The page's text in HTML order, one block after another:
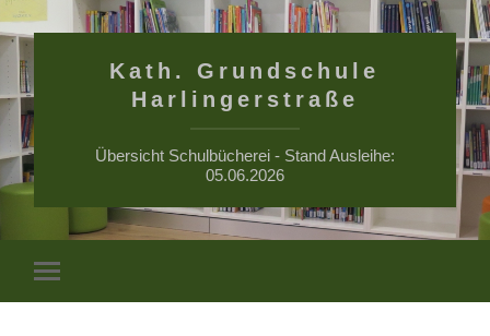
Kath. Grundschule
Harlingerstraße
Übersicht Schulbücherei - Stand Ausleihe:
05.06.2026
Mobile-
Menü